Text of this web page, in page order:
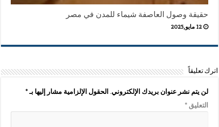
حقيقة وصول العاصفة شيماء للمدن في مصر
12 مايو,2025
اترك تعليقاً
لن يتم نشر عنوان بريدك الإلكتروني. الحقول الإلزامية مشار إليها بـ*
التعليق*